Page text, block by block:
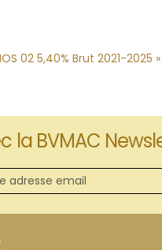
02 5,40% Brut 2021-2025 »
la BVMAC